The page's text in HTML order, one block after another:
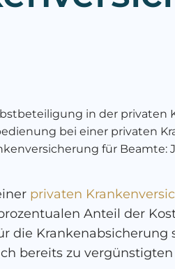
in der privaten
bei einer privaten
für Beamte:
privaten
Anteil der
die
bereits zu